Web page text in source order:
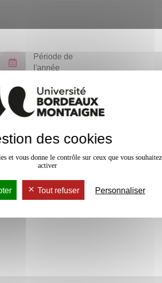
Période de
l'année
des cookies
et vous donne le contrôle sur ceux que vous souhaitez
activer
Tout refuser Personnaliser